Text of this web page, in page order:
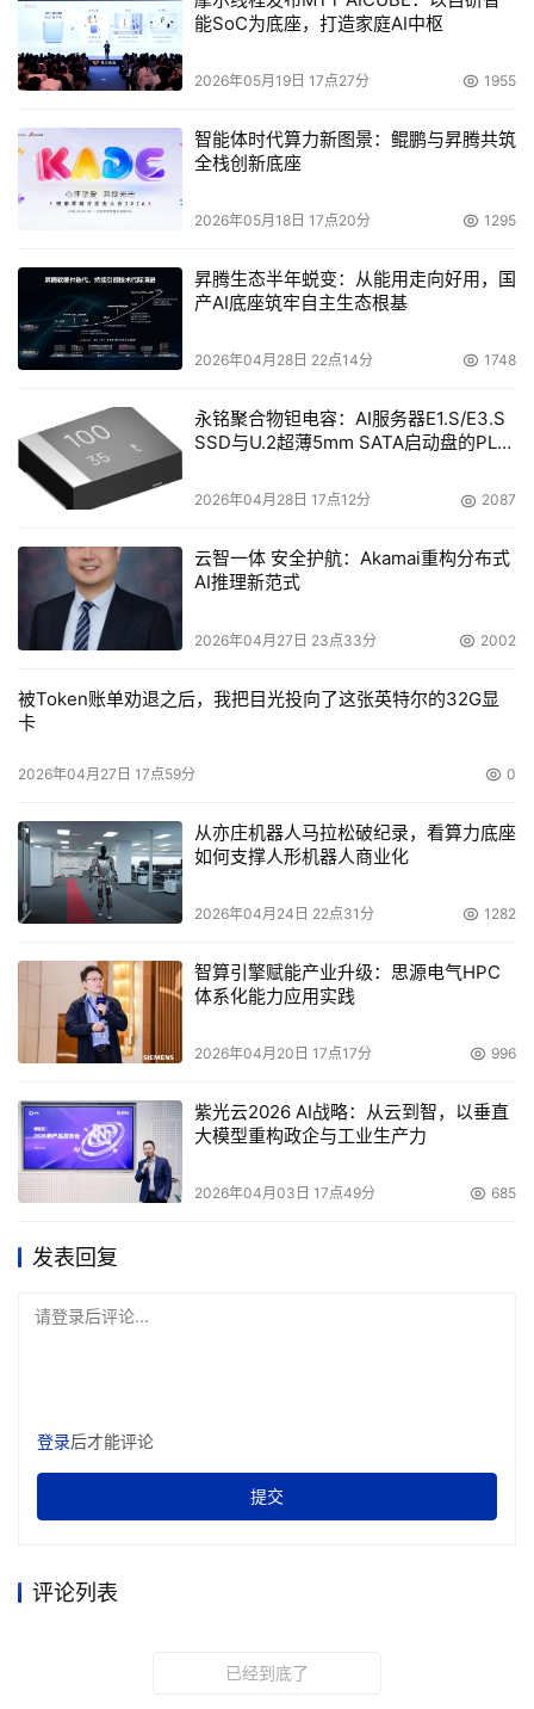
能SoC为底座，打造家庭AI中枢
2026年05月19日 17点27分 1955
智能体时代算力新图景：鲲鹏与昇腾共筑
全栈创新底座
2026年05月18日 17点20分 1295
昇腾生态半年蜕变：从能用走向好用，国
产AI底座筑牢自主生态根基
2026年04月28日 22点14分 1748
永铭聚合物钽电容：AI服务器E1.S/E3.S
SSD与U.2超薄5mm SATA启动盘的PLP
2026年04月28日 17点12分 2087
云智一体 安全护航：Akamai重构分布式
AI推理新范式
2026年04月27日 23点33分 2002
被Token账单劝退之后，我把目光投向了这张英特尔的32G显
卡
2026年04月27日 17点59分 0
从亦庄机器人马拉松破纪录，看算力底座
如何支撑人形机器人商业化
2026年04月24日 22点31分 1282
智算引擎赋能产业升级：思源电气HPC
体系化能力应用实践
2026年04月20日 17点17分 996
紫光云2026 AI战略：从云到智，以垂直
大模型重构政企与工业生产力
2026年04月03日 17点49分 685
发表回复
请登录后评论...
登录后才能评论
提交
评论列表
已经到底了